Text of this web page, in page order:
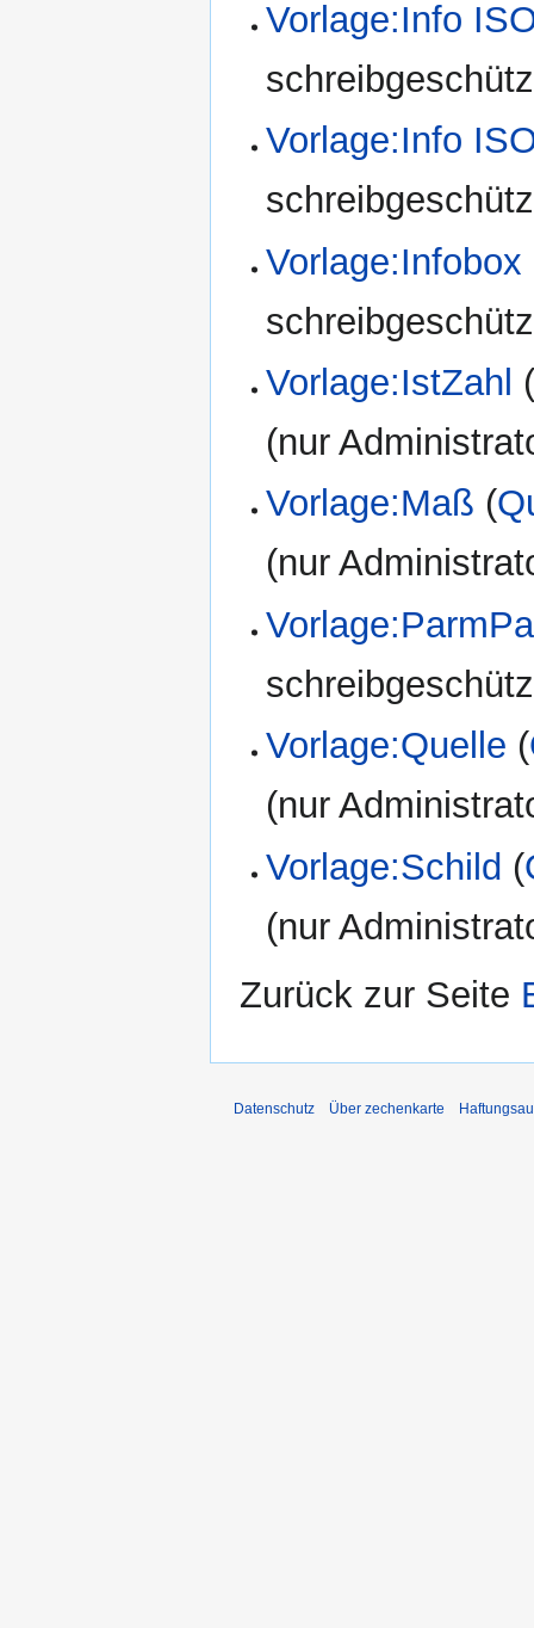
Vorlage:Info
Vorlage:Info
Vorlage:IstZahl
(nur
Vorlage:Maß (
(nur
Vorlage:Quelle (
(nur
Vorlage:Schild (
(nur
Zurück zur Seite
Datenschutz Über zechenkarte